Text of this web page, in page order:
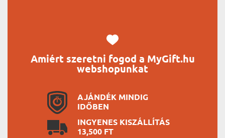
Amiért szeretni fogod a MyGift.hu
webshopunkat
AJÁNDÉK MINDIG
IDŐBEN
INGYENES KISZÁLLÍTÁS
13,500 FT